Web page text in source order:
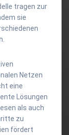
tragen zur
sie
Netzen
eine
Lösungen
als auch
zu
fördert